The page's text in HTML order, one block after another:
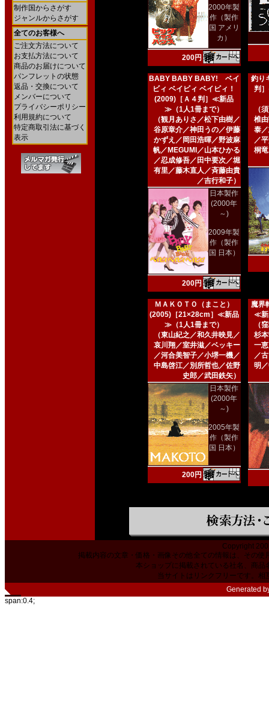
制作国からさがす
ジャンルからさがす
全てのお客様へ
ご注文方法について
お支払方法について
商品のお届けについて
パンフレットの状態
返品・交換について
メンバーについて
プライバシーポリシー
利用規約について
特定商取引法に基づく
表示
2000年製
作（製作
国 アメリ
カ）
200円
BABY BABY BABY! ベイ
ビィ ベイビィ ベイビィ！
(2009)［Ａ４判］≪新品
≫（1人1冊まで）
（観月ありさ／松下由樹／
谷原章介／神田うの／伊藤
かずえ／岡田浩暉／野波麻
帆／MEGUMI／山本ひかる
／忍成修吾／田中要次／堀
有里／藤木直人／斉藤由貴
／吉行和子）
日本製作
(2000年
～)
2009年製
作（製作
国 日本）
200円
釣り
判
（
椎
泰
／
桐
ＭＡＫＯＴＯ（まこと）
(2005)［21×28cm］≪新品
≫（1人1冊まで）
（東山紀之／和久井映見／
哀川翔／室井滋／ベッキー
／河合美智子／小堺一機／
中島啓江／別所哲也／佐野
史郎／武田鉄矢）
日本製作
(2000年
～)
2005年製
作（製作
国 日本）
200円
魔界
≪新
（
杉
一
／
明
Copyright
掲載内容の文章・価格・画像その他全ての情報は、その
本ショップに掲載されている社名、商
当サイトはリンクフリーです。相
Generated
span:0.4;